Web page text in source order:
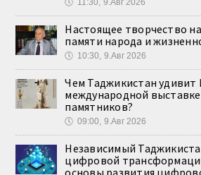
🕔 11:30, 9.Авг 2026
Настоящее творчество
памяти народа и
🕔 10:30, 9.Авг 2026
Чем Таджикистан удивит
международной
памятников?
🕔 09:00, 9.Авг 2026
Независимый
цифровой